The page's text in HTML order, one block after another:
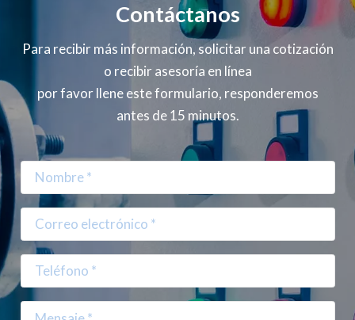
Contáctanos
Para recibir más información, solicitar una cotización
o recibir asesoría en línea
por favor llene este formulario, responderemos
antes de 15 minutos.